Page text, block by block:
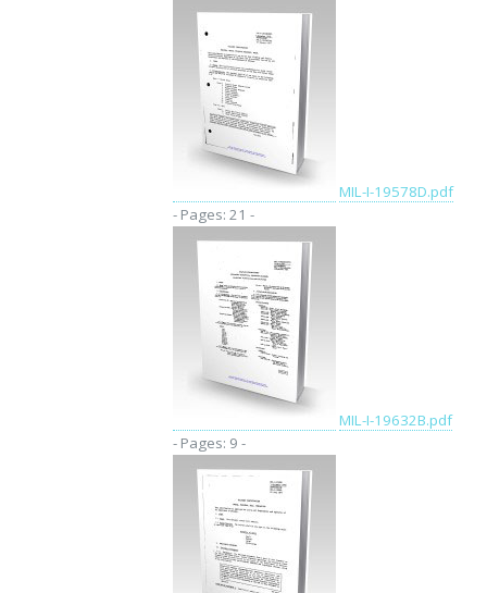
MIL-I-19578D.pdf
- Pages: 21 -
MIL-I-19632B.pdf
- Pages: 9 -